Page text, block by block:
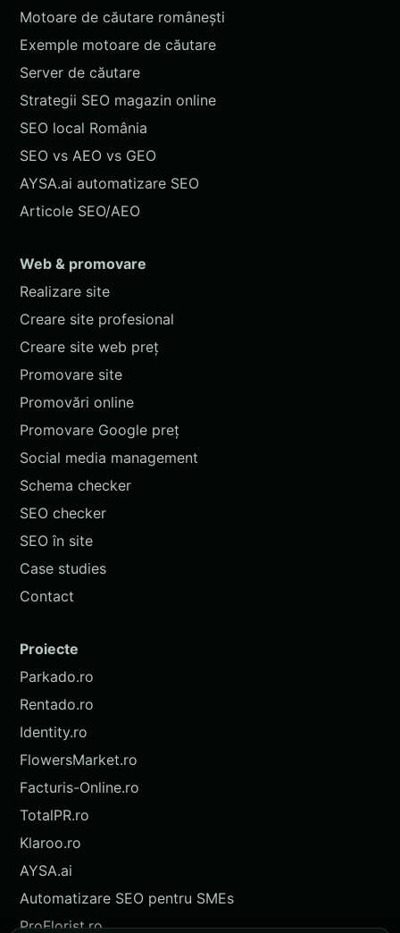
Motoare de căutare românești
Exemple motoare de căutare
Server de căutare
Strategii SEO magazin online
SEO local România
SEO vs AEO vs GEO
AYSA.ai automatizare SEO
Articole SEO/AEO
Web & promovare
Realizare site
Creare site profesional
Creare site web preț
Promovare site
Promovări online
Promovare Google preț
Social media management
Schema checker
SEO checker
SEO în site
Case studies
Contact
Proiecte
Parkado.ro
Rentado.ro
Identity.ro
FlowersMarket.ro
Facturis-Online.ro
TotalPR.ro
Klaroo.ro
AYSA.ai
Automatizare SEO pentru SMEs
ProFlorist.ro